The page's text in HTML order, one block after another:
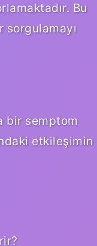
Bu
sorgulamayı
bir semptom
etkileşimin